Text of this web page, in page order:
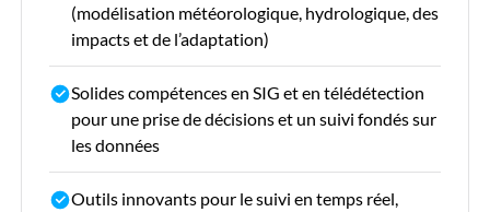
(modélisation météorologique, hydrologique, des
impacts et de l’adaptation)
Solides compétences en SIG et en télédétection
pour une prise de décisions et un suivi fondés sur
les données
Outils innovants pour le suivi en temps réel,